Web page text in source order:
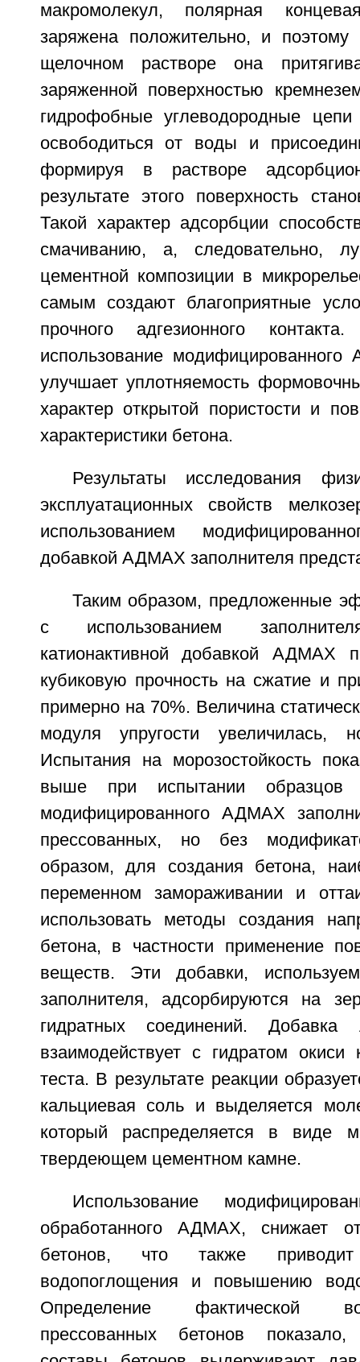
макромолекул, полярная
заряжена положительно, и
щелочном растворе она
заряженной поверхностью
гидрофобные углеводородные цепи
освободиться от воды и
формируя в растворе
результате этого поверхность
Такой характер адсорбции
смачиванию, а, следовательно,
цементной композиции в
самым создают благоприятные
прочного адгезионного
использование
улучшает уплотняемость
характер открытой пористости и
характеристики бетона.
Результаты исследования
эксплуатационных свойств
использованием
добавкой АДМАХ заполнителя
Таким образом, предложенные
с использованием
катионактивной добавкой АДМАХ
кубиковую прочность на сжатие и
примерно на 70%. Величина
модуля упругости увеличилась,
Испытания на морозостойкость
выше при испытании образцов
модифицированного АДМАХ
прессованных, но без
образом, для создания бетона,
переменном замораживании и
использовать методы создания
бетона, в частности применение
веществ. Эти добавки,
заполнителя, адсорбируются на
гидратных соединений.
взаимодействует с гидратом окиси
теста. В результате реакции
кальциевая соль и выделяется
который распределяется в виде
твердеющем цементном камне.
Использование
обработанного АДМАХ, снижает
бетонов, что также
водопоглощения и повышению
Определение фактической
прессованных бетонов